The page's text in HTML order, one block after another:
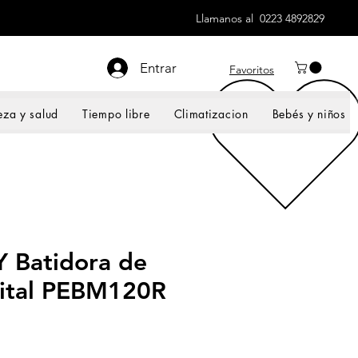
Llamanos al 0223 4892829
Entrar Favoritos
y salud Tiempo libre Climatizacion Bebés y niños
Batidora de
PEBM120R